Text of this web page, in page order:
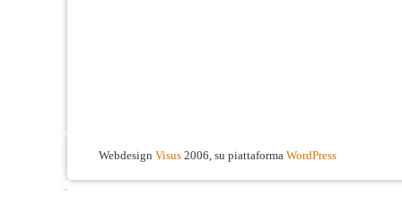
Webdesign Visus 2006, su piattaforma WordPress